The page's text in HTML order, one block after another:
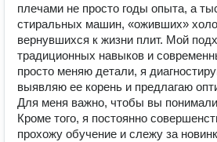
плечами не просто годы опыта, а
стиральных машин, «оживших»
вернувшихся к жизни плит. Мой
традиционных навыков и
просто меняю детали, я
выявляю ее корень и предлагаю
Для меня важно, чтобы вы
Кроме того, я постоянно
прохожу обучение и слежу за